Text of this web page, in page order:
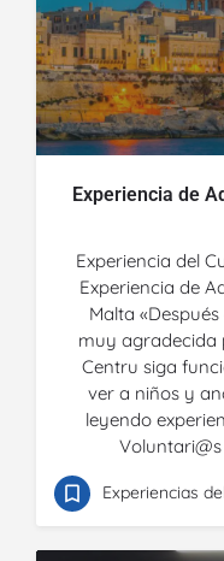
Experiencia de
Experiencia del
Experiencia de
Malta
muy agradecida
Centru siga
ver a niños y
leyendo
Experiencias